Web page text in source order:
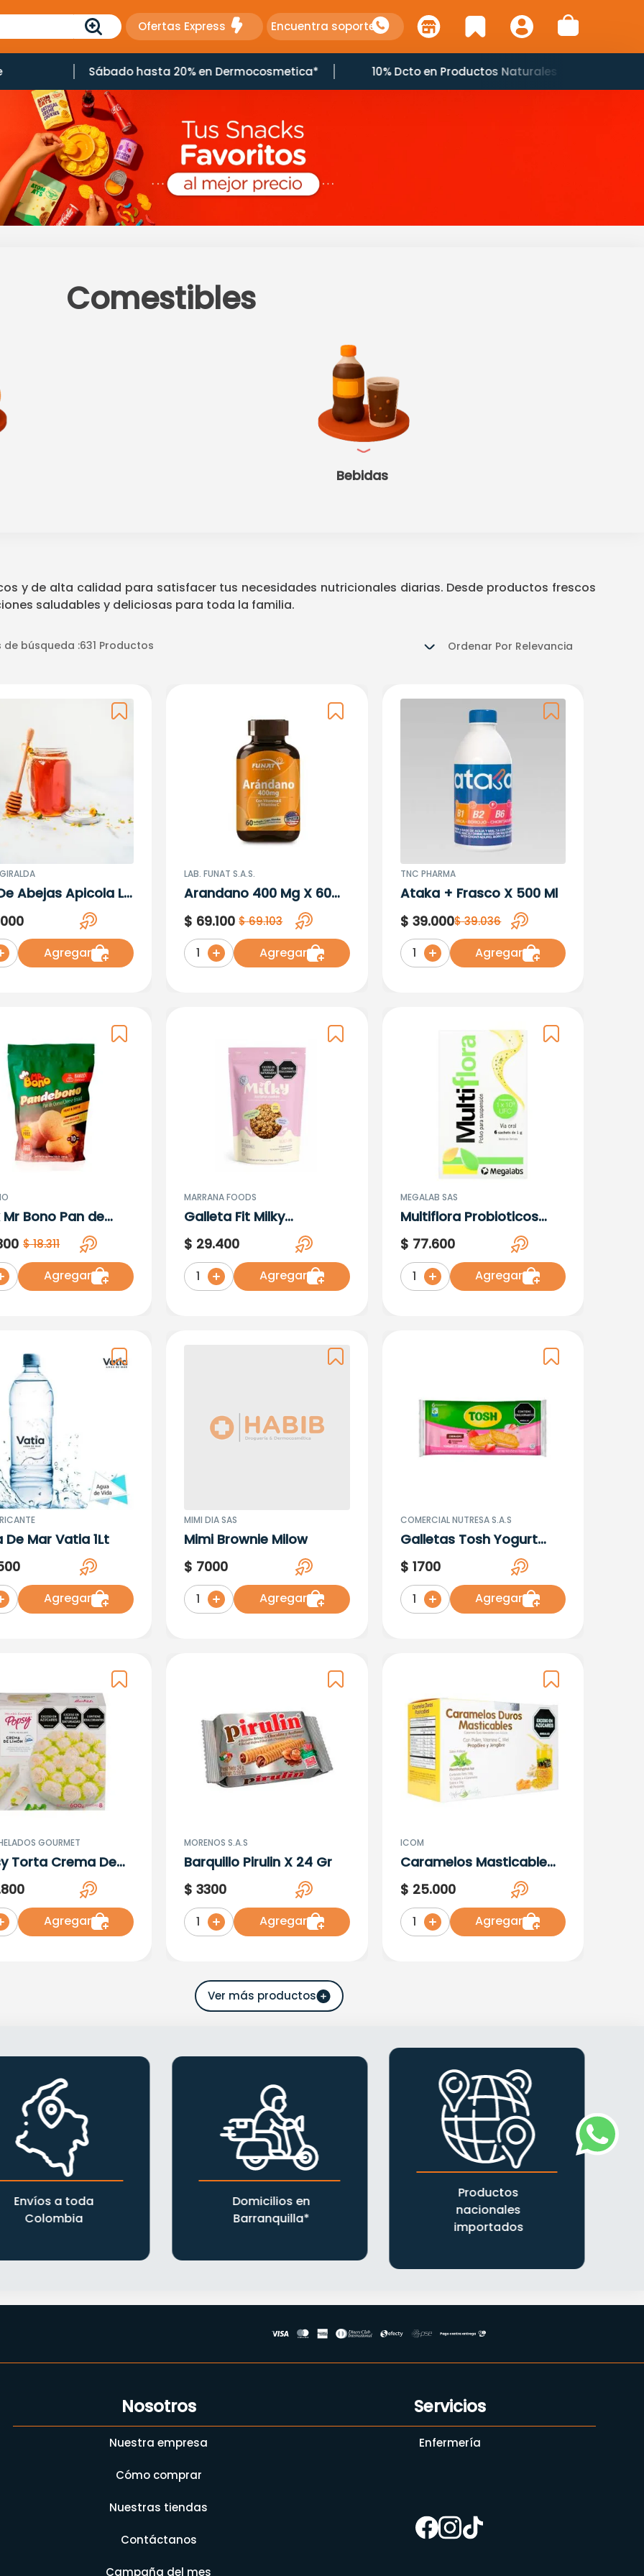
Ofertas Express Encuentra soporte
Sábado hasta 20% en Dermocosmetica* 10% Dcto en Productos Naturales
Comestibles
Bebidas
y de alta calidad para satisfacer tus necesidades nutricionales diarias. Desde productos frescos
saludables y deliciosas para toda la familia.
de búsqueda :631 Productos Ordenar Por Relevancia
Abejas Apicola La
X 1340 gr
000
Agregar
LAB. FUNAT S.A.S.
Arandano 400 Mg X 60
Capsulas Blandas
$ 69.100 $69.103
1 Agregar
TNC PHARMA
Ataka + Frasco X 500 Ml
$ 39.000$39.036
1 Agregar
Mr Bono Pan de
10 U
$18.311
Agregar
MARRANA FOODS
Galleta Fit Milky
Lactation Cookies x
300gr
$ 29.400
1 Agregar
MEGALAB SAS
Multiflora Probioticos
1X10 X 6 Sobres
$ 77.600
1 Agregar
De Mar Vatia 1Lt
Agregar
MIMI DIA SAS
Mimi Brownie Milow
$ 7000
1 Agregar
COMERCIAL NUTRESA S.A.S
Galletas Tosh Yogurt
Fresa
$ 1700
1 Agregar
GOURMET
Torta Crema De
Gourmet X 600 G
800
Agregar
MORENOS S.A.S
Barquillo Pirulin X 24 Gr
$ 3300
1 Agregar
ICOM
Caramelos Masticable
Natural Evol. 12 Sobres
$ 25.000
1 Agregar
Envíos a toda
Colombia
Domicilios en
Barranquilla*
Productos
nacionales
importados
Nosotros
Nuestra empresa
Cómo comprar
Nuestras tiendas
Contáctanos
Campaña del mes
Servicios
Enfermería